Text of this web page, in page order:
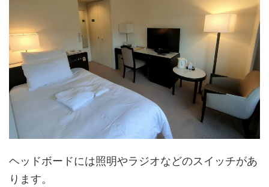
ヘッドボードには照明やラジオなどのスイッチがあ
ります。